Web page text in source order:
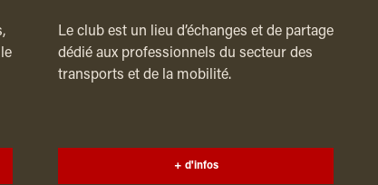
Le club est un lieu d’échanges et de partage
dédié aux professionnels du secteur des
transports et de la mobilité.
+ d'infos